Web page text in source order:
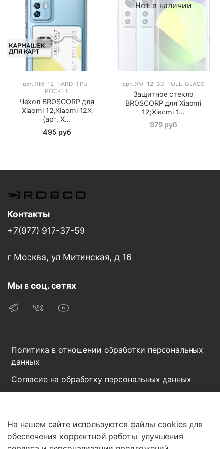
арт. XM-12-HARD-TPU-
POCKET
Чехол BROSCORP для
Xiaomi 12;Xiaomi 12X
(арт. X...
495 руб
Нет в наличии
арт. XM-12-3D-FULL-GLASS
Защитное стекло
BROSCORP для Xiaomi
12;Xiaomi 1...
979 руб
Политика в отношении обработки персональных
данных
Согласие на обработку персональных данных
Контакты
+7(977) 917-37-59
г Москва, ул Митинская, д 16
Мы в соц. сетях
© 2025 Интернет-магазин «BROSCORP». Все права
На нашем сайте используются файлы cookies для
обеспечения корректной работы, улучшения